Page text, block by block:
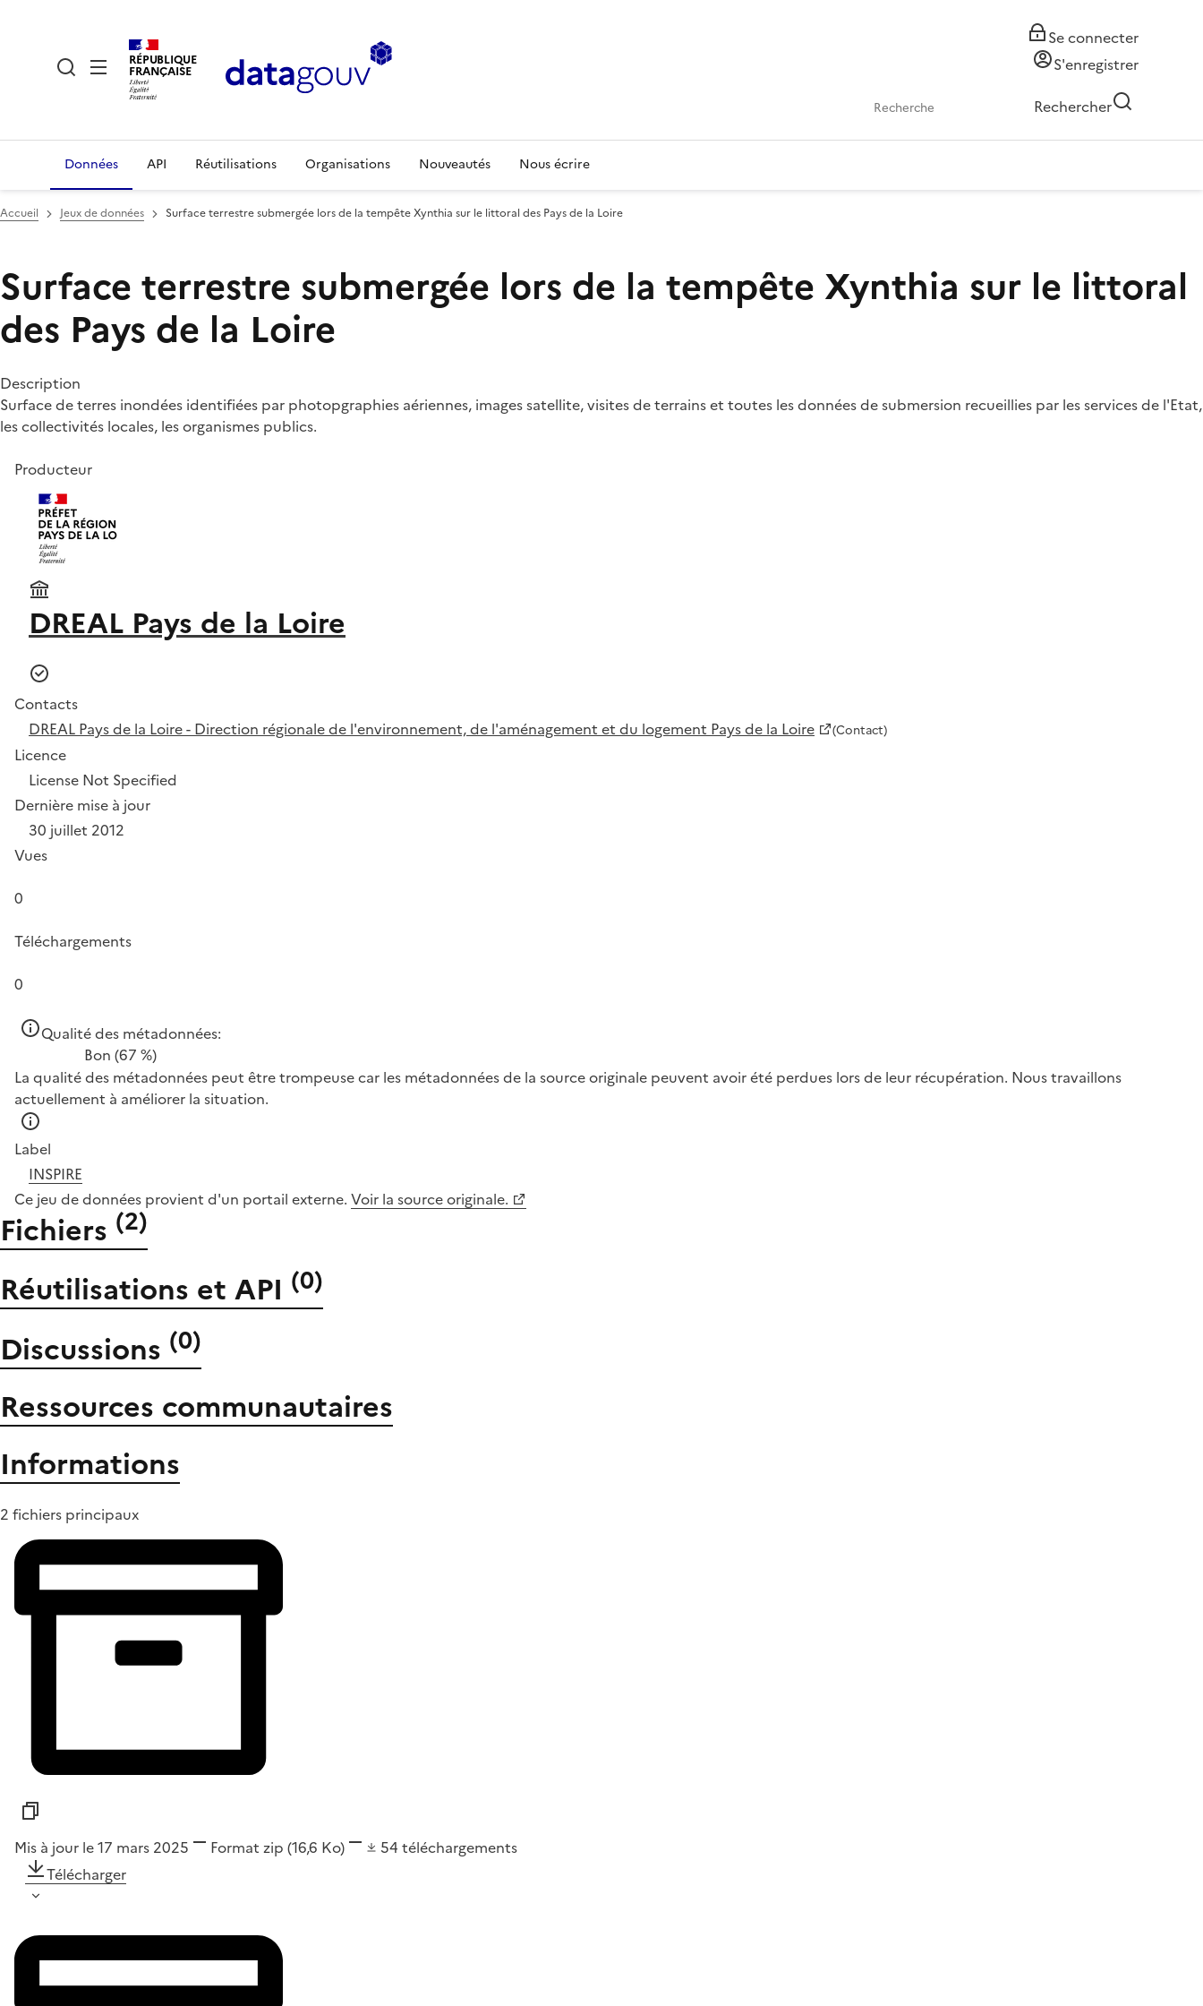
RÉPUBLIQUE
FRANÇAISE
Se connecter
S'enregistrer
Rechercher
Données API Réutilisations Organisations Nouveautés Nous écrire
Accueil Jeux de données Surface terrestre submergée lors de la tempête Xynthia sur le littoral des Pays de la Loire
Surface terrestre submergée lors de la tempête Xynthia sur le littoral
des Pays de la Loire
Description
Surface de terres inondées identifiées par photopgraphies aériennes, images satellite, visites de terrains et toutes les données de submersion recueillies par les services de l'Etat,
les collectivités locales, les organismes publics.
Producteur
DREAL Pays de la Loire
Contacts
DREAL Pays de la Loire - Direction régionale de l'environnement, de l'aménagement et du logement Pays de la Loire
(Contact)
Licence
License Not Specified
Dernière mise à jour
30 juillet 2012
Vues
0
Téléchargements
0
Qualité des métadonnées:
Bon (67 %)
La qualité des métadonnées peut être trompeuse car les métadonnées de la source originale peuvent avoir été perdues lors de leur récupération. Nous travaillons
actuellement à améliorer la situation.
Label
INSPIRE
Ce jeu de données provient d'un portail externe. Voir la source originale.
Fichiers (2)
Réutilisations et API (0)
Discussions (0)
Ressources communautaires
Informations
2 fichiers principaux
Mis à jour le 17 mars 2025 Format zip (16,6 Ko) 54 téléchargements
Télécharger